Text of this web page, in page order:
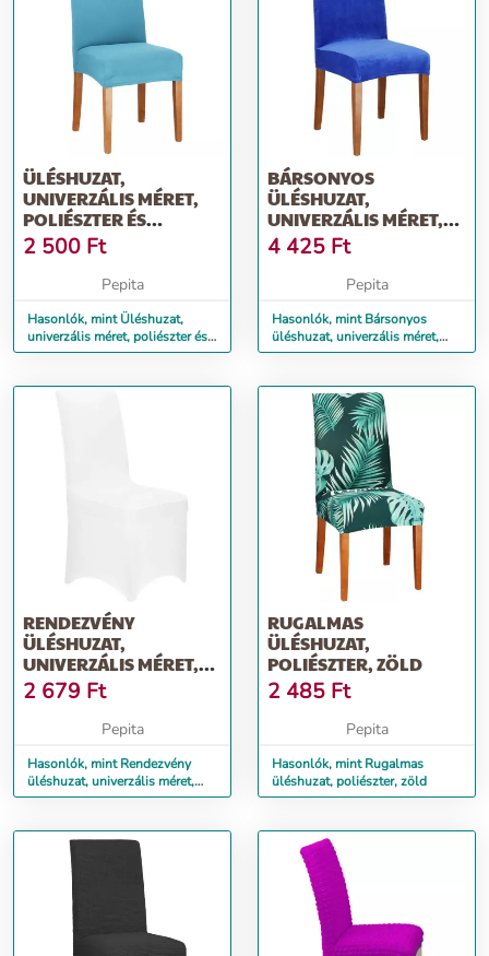
ÜLÉSHUZAT,
UNIVERZÁLIS MÉRET,
POLIÉSZTER ÉS
SPANDEX, VILÁGOSKÉK
2 500 Ft
Pepita
Hasonlók, mint Üléshuzat,
univerzális méret, poliészter és
spandex, világoskék
BÁRSONYOS
ÜLÉSHUZAT,
UNIVERZÁLIS MÉRET,
POLIÉSZTER ÉS
SPANDEX, SÖ...
4 425 Ft
Pepita
Hasonlók, mint Bársonyos
üléshuzat, univerzális méret,
poliészter és spandex, sö...
RENDEZVÉNY
ÜLÉSHUZAT,
UNIVERZÁLIS MÉRET,
POLIÉSZTER ÉS
SPANDEX, FEHÉR
2 679 Ft
Pepita
Hasonlók, mint Rendezvény
üléshuzat, univerzális méret,
poliészter és spandex, fehér
RUGALMAS
ÜLÉSHUZAT,
POLIÉSZTER, ZÖLD
2 485 Ft
Pepita
Hasonlók, mint Rugalmas
üléshuzat, poliészter, zöld